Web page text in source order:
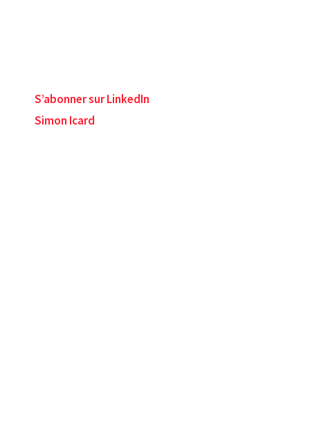
S’abonner sur LinkedIn
Simon Icard